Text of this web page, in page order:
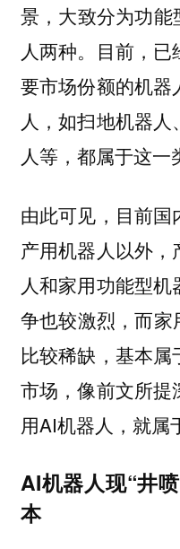
景，大致分为功
人两种。目前，
要市场份额的机
人，如扫地机器
人等，都属于这一
由此可见，目前
产用机器人以外
人和家用功能型
争也较激烈，而
比较稀缺，基本
市场，像前文所
用AI机器人，就属
AI机器人现“井
本